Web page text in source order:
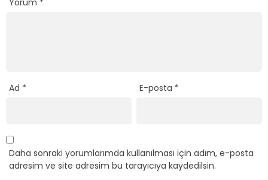
Yorum *
Ad * E-posta *
Daha sonraki yorumlarımda kullanılması için adım, e-posta
adresim ve site adresim bu tarayıcıya kaydedilsin.